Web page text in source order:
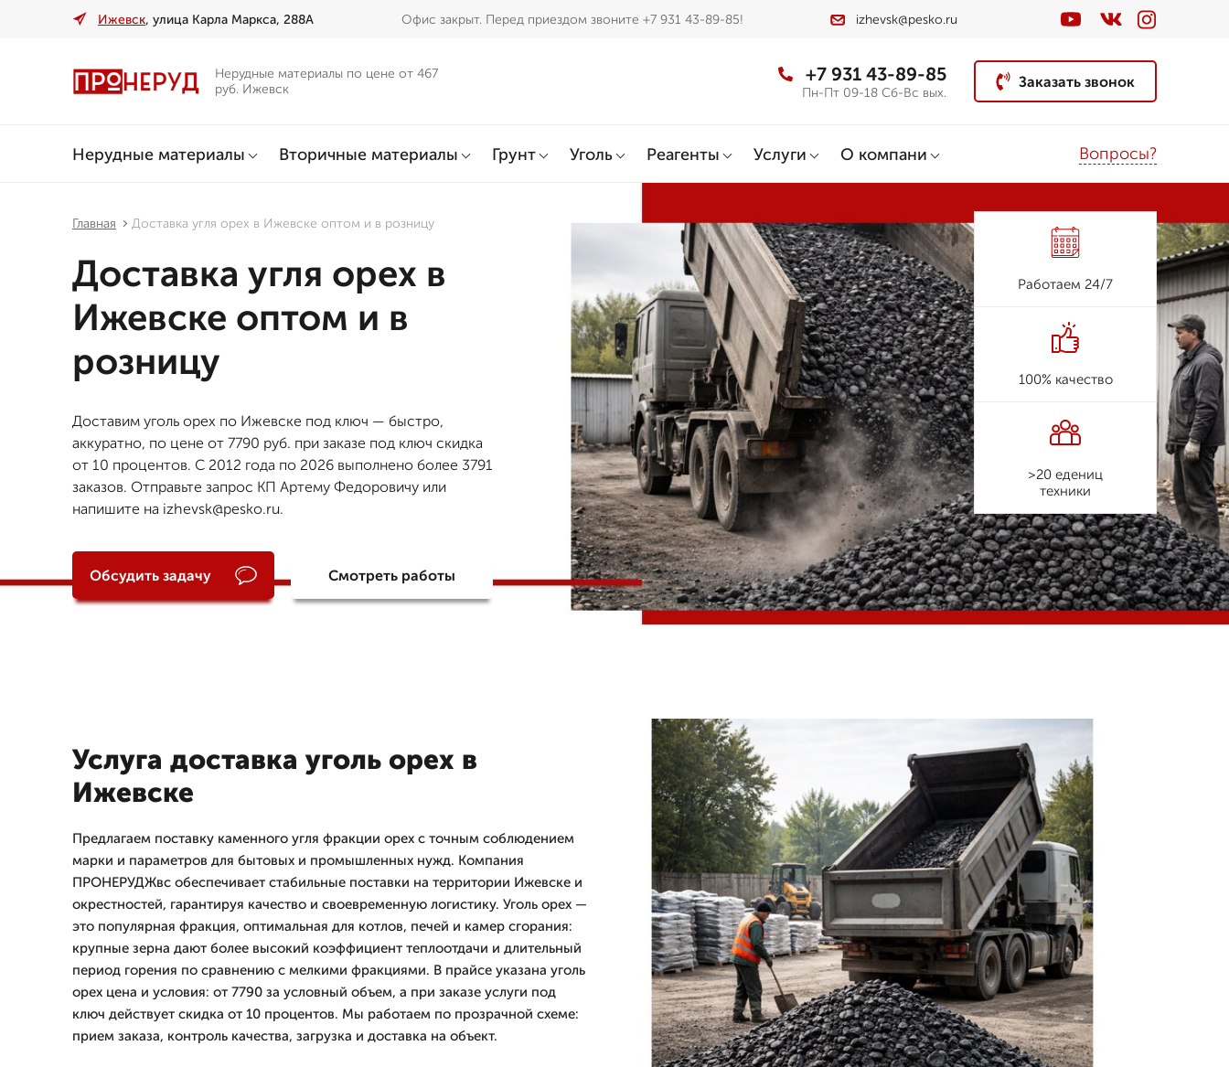
Ижевск, улица Карла Маркса, 288А Офис закрыт. Перед приездом звоните +7 931 43-89-85! izhevsk@pesko.ru
Нерудные материалы по цене от 467
руб. Ижевск
+7 931 43-89-85
Пн-Пт 09-18 Сб-Вс вых.
Заказать звонок
Нерудные материалы Вторичные материалы Грунт Уголь Реагенты Услуги О компани Вопросы?
Главная Доставка угля орех в Ижевске оптом и в розницу
Доставка угля орех в
Ижевске оптом и в
розницу
Доставим уголь орех по Ижевске под ключ — быстро,
аккуратно, по цене от 7790 руб. при заказе под ключ скидка
от 10 процентов. С 2012 года по 2026 выполнено более 3791
заказов. Отправьте запрос КП Артему Федоровичу или
напишите на izhevsk@pesko.ru.
Обсудить задачу Смотреть работы
Работаем 24/7
100% качество
>20 едениц
техники
Услуга доставка уголь орех в
Ижевске
Предлагаем поставку каменного угля фракции орех с точным соблюдением
марки и параметров для бытовых и промышленных нужд. Компания
ПРОНЕРУДЖвс обеспечивает стабильные поставки на территории Ижевске и
окрестностей, гарантируя качество и своевременную логистику. Уголь орех —
это популярная фракция, оптимальная для котлов, печей и камер сгорания:
крупные зерна дают более высокий коэффициент теплоотдачи и длительный
период горения по сравнению с мелкими фракциями. В прайсе указана уголь
орех цена и условия: от 7790 за условный объем, а при заказе услуги под
ключ действует скидка от 10 процентов. Мы работаем по прозрачной схеме:
прием заказа, контроль качества, загрузка и доставка на объект.